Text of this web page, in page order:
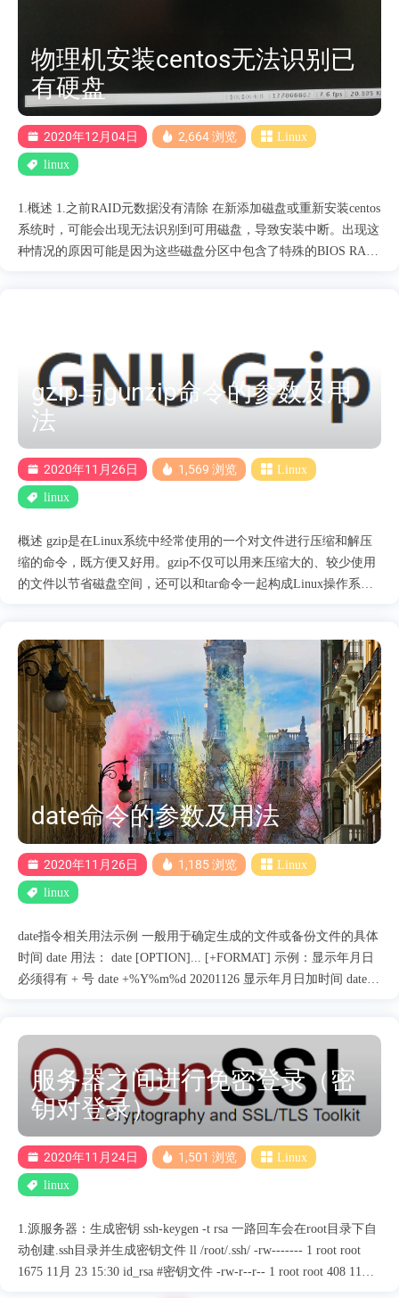
物理机安装centos无法识别已
有硬盘
2020年12月04日 2,664 浏览 Linux
linux
1.概述 1.之前RAID元数据没有清除 在新添加磁盘或重新安装centos
系统时，可能会出现无法识别到可用磁盘，导致安装中断。出现这
种情况的原因可能是因为这些磁盘分区中包含了特殊的BIOS RAID
被置零，同时扇区的校验值会被恢复成为初始值，以便纠正一些由
于使用久了出现的错误。比如硬盘出现校验的错误时就可以进行修
复。 2.重写扇区的标识信息 最初的一些低级格式化工具
都会在格式化硬盘的时候重写硬盘每个扇区的标识信息，同时会保
留磁道的一些信息。但是这些只是针对老式的硬盘，对于现在的新
式硬盘来说，这种做法已经是完全没有必要了。而且如果在我们现
在的硬盘上再使用那些老式的工具，只会让硬盘损坏，所以我们才
会说“低级格式化硬盘很危险”。 3.检查扇区读写，替换缺陷扇
如果发现有问题，....
gzip与gunzip命令的参数及用
法
2020年11月26日 1,569 浏览 Linux
linux
概述 gzip是在Linux系统中经常使用的一个对文件进行压缩和解压
缩的命令，既方便又好用。gzip不仅可以用来压缩大的、较少使用
的文件以节省磁盘空间，还可以和tar命令一起构成Linux操作系统
令 使用Gzip压缩的文件的扩展名为.gz或.z。 Gzip是最流行的压缩
算法之一，可减小文件大小并保留原始文件模式，所有权和时间
戳。 Gunzip是用于解压缩Gzip文件的命令行工具。 使用gzip gzip
[参数] [文件或者目录] 参数 描述 -a 或--ascii , 使用ASCII文字模
式。 -c 或--stdout或--to-stdout ，把压缩后的文件输出到标准输出设
备，不去变动原始文件。 -d 或--decompress或----uncompress，解开
压缩文件 -r 或--recursive ， 递归处理，将指定目录下的所有文件
及子目录一并处理。 -f 或--force ， 强行压缩文件。不理会文件
名称或硬连接是否存在以及该文件是否为符....
date命令的参数及用法
2020年11月26日 1,185 浏览 Linux
linux
date指令相关用法示例 一般用于确定生成的文件或备份文件的具体
时间 date 用法： date [OPTION]... [+FORMAT] 示例：显示年月日
必须得有 + 号 date +%Y%m%d 20201126 显示年月日加时间 date
用 $(date +%Y%m%d) 或反引号 touch xxx-$(date +%Y%m%d) xxx-
20201126 touch xxx-`date +%Y%m%d` xxx-20201126 参数 可自行搭
配组合 %Y%m%d：年月日**%H : 小时(00..23) %I : 小时(01..12)
%k : 小时(0..23) %l : 小时(1..12) %M : 分钟(00..59) %p : 显示本地
AM 或 PM %r : 直接显示时间 (12 小时时制，格式为 hh??ss
[AP]M) %s : 从 1970 年 1 月 1 日 0....
服务器之间进行免密登录（密
钥对登录）
2020年11月24日 1,501 浏览 Linux
linux
1.源服务器：生成密钥 ssh-keygen -t rsa 一路回车会在root目录下自
动创建.ssh目录并生成密钥文件 ll /root/.ssh/ -rw------- 1 root root
1675 11月 23 15:30 id_rsa #密钥文件 -rw-r--r-- 1 root root 408 11月